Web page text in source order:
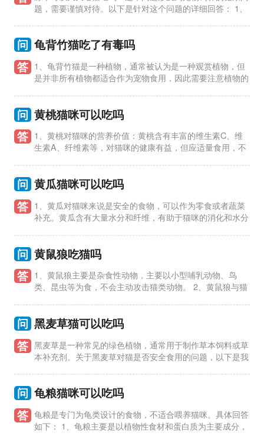
题，需要谨慎对待。以下是针对这个问题的详细回答： 1、
问 龟背竹猫吃了有毒吗
答 1、龟背竹猫是一种植物，通常被认为是一种观赏植物，但
是并非所有植物都适合作为宠物食用，因此需要注意植物的
问 黄桃猫咪可以吃吗
答 1、黄桃对猫咪的营养价值：黄桃含有丰富的维生素C、维
生素A、纤维素等，对猫咪的健康有益，但应适量食用，不
问 黄瓜猫咪可以吃吗
答 1、黄瓜对猫咪来说是安全的食物，可以作为零食或者蔬菜
补充。黄瓜含有大量水分和纤维，有助于猫咪的消化和水分
问 黄鼠狼吃猫吗
答 1、黄鼠狼主要是杂食性动物，主要以小型哺乳动物、鸟
类、昆虫等为食，不会主动攻击猫类动物。 2、黄鼠狼与猫
问 黑麦草猫可以吃吗
答 黑麦草是一种常见的绿色植物，通常用于制作草本饲料或草
本补充剂。关于黑麦草对猫是否安全食用的问题，以下是我
问 龟粮猫咪可以吃吗
答 龟粮是专门为龟类设计的食物，不适合喂养猫咪。具体回答
如下： 1、龟粮主要是以植物性食材和蛋白质为主要成分，